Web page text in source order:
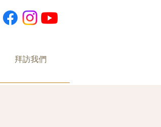
拜訪我們